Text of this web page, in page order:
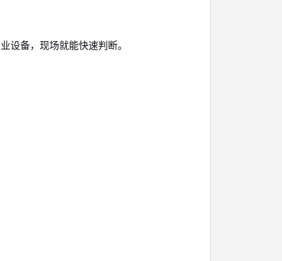
设备，现场就能快速判断。